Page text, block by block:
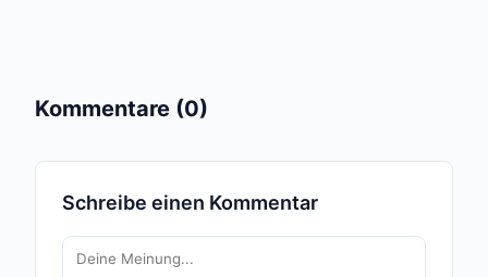
Kommentare (0)
Schreibe einen Kommentar